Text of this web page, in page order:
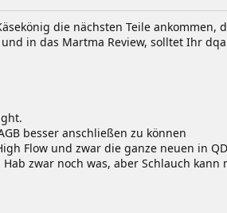
die nächsten Teile ankommen,
in das Martma Review, solltet Ihr
besser anschließen zu können
Flow und zwar die ganze neuen in
zwar noch was, aber Schlauch